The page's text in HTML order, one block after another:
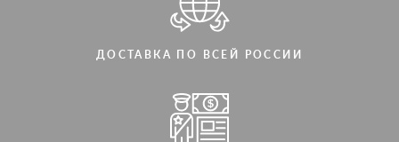
ДОСТАВКА ПО ВСЕЙ РОССИИ